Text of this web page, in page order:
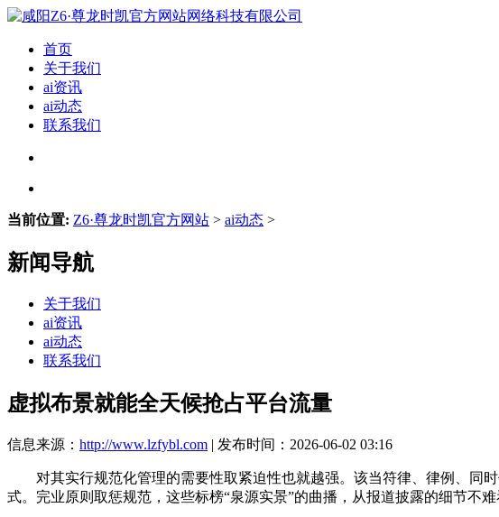
首页
关于我们
ai资讯
ai动态
联系我们
当前位置: Z6·尊龙时凯官方网站 > ai动态 >
新闻导航
关于我们
ai资讯
ai动态
联系我们
虚拟布景就能全天候抢占平台流量
信息来源： http://www.lzfybl.com | 发布时间：2026-06-02 03:16
对其实行规范化管理的需要性取紧迫性也就越强。该当符律、律例、同时
式。完业原则取惩规范，这些标榜“泉源实景”的曲播，从报道披露的细节不